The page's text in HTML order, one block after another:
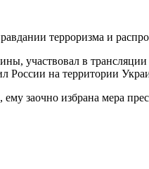
терроризма и
участвовал в
России на территории
заочно избрана мера